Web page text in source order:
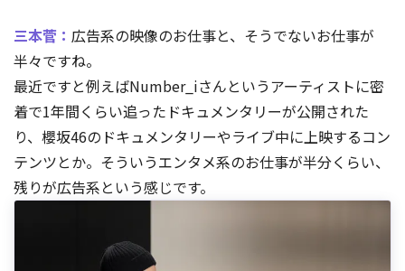
三本菅： 広告系の映像のお仕事と、そうでないお仕事が
半々ですね。
最近ですと例えばNumber_iさんというアーティストに密
着で1年間くらい追ったドキュメンタリーが公開された
り、櫻坂46のドキュメンタリーやライブ中に上映するコン
テンツとか。そういうエンタメ系のお仕事が半分くらい、
残りが広告系という感じです。